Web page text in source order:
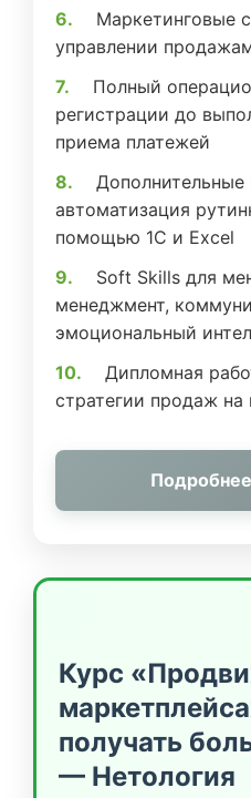
Маркетинговые
управлении
Полный
регистрации до
приема платежей
Дополнительные
автоматизация
помощью 1С и Excel
Soft Skills для
менеджмент,
эмоциональный
Дипломная
стратегии продаж на
Курс
получать
— Нетология